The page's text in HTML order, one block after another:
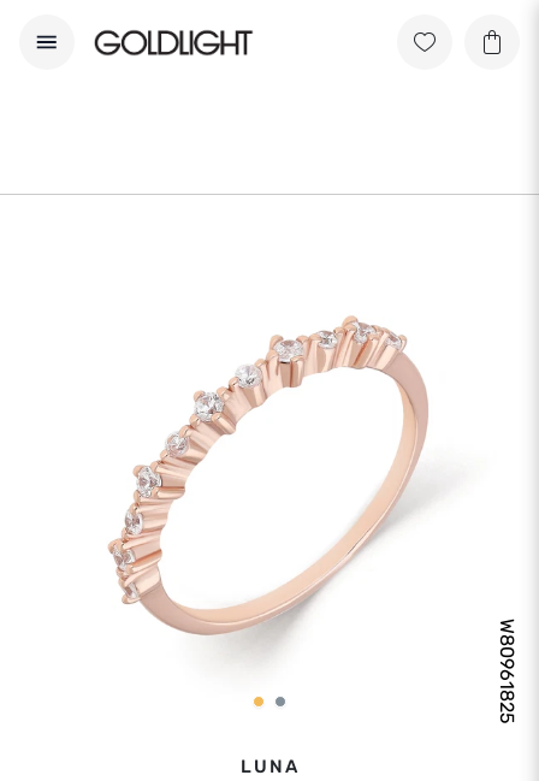
W80961825
LUNA